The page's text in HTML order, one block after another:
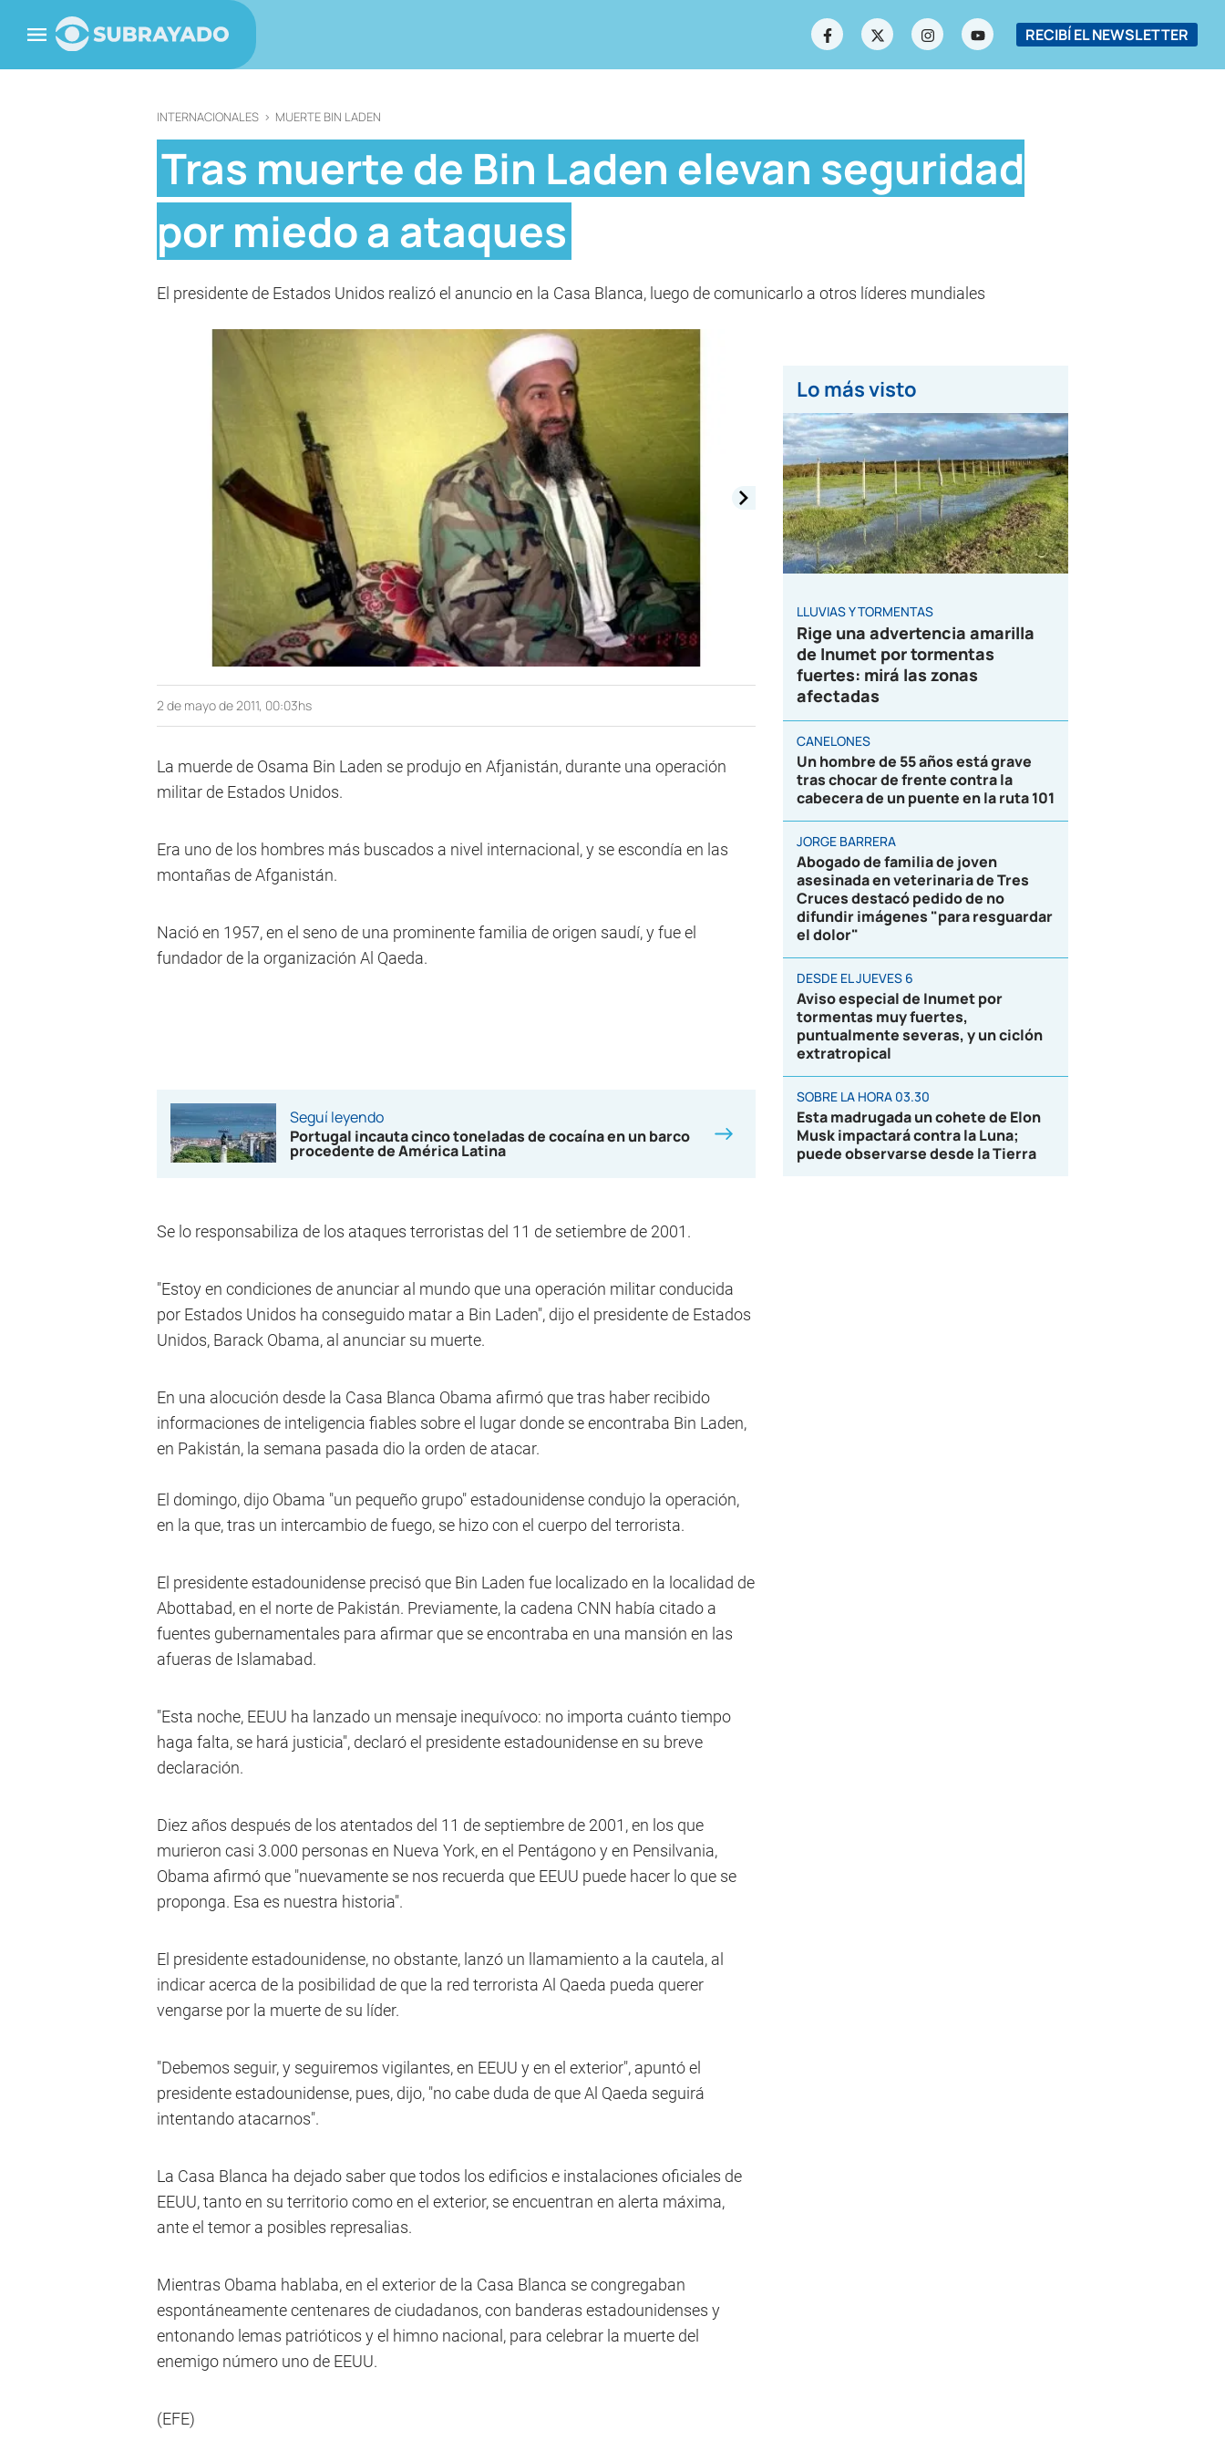
RECIBÍ EL NEWSLETTER
INTERNACIONALES > MUERTE BIN LADEN
Tras muerte de Bin Laden elevan seguridad
por miedo a ataques
El presidente de Estados Unidos realizó el anuncio en la Casa Blanca, luego de comunicarlo a otros líderes mundiales
2 de mayo de 2011, 00:03hs
La muerde de Osama Bin Laden se produjo en Afjanistán, durante una operación
militar de Estados Unidos.
Era uno de los hombres más buscados a nivel internacional, y se escondía en las
montañas de Afganistán.
Nació en 1957, en el seno de una prominente familia de origen saudí, y fue el
fundador de la organización Al Qaeda.
Seguí leyendo
Portugal incauta cinco toneladas de cocaína en un barco
procedente de América Latina
Se lo responsabiliza de los ataques terroristas del 11 de setiembre de 2001.
"Estoy en condiciones de anunciar al mundo que una operación militar conducida
por Estados Unidos ha conseguido matar a Bin Laden", dijo el presidente de Estados
Unidos, Barack Obama, al anunciar su muerte.
En una alocución desde la Casa Blanca Obama afirmó que tras haber recibido
informaciones de inteligencia fiables sobre el lugar donde se encontraba Bin Laden,
en Pakistán, la semana pasada dio la orden de atacar.
El domingo, dijo Obama "un pequeño grupo" estadounidense condujo la operación,
en la que, tras un intercambio de fuego, se hizo con el cuerpo del terrorista.
El presidente estadounidense precisó que Bin Laden fue localizado en la localidad de
Abottabad, en el norte de Pakistán. Previamente, la cadena CNN había citado a
fuentes gubernamentales para afirmar que se encontraba en una mansión en las
afueras de Islamabad.
"Esta noche, EEUU ha lanzado un mensaje inequívoco: no importa cuánto tiempo
haga falta, se hará justicia", declaró el presidente estadounidense en su breve
declaración.
Diez años después de los atentados del 11 de septiembre de 2001, en los que
murieron casi 3.000 personas en Nueva York, en el Pentágono y en Pensilvania,
Obama afirmó que "nuevamente se nos recuerda que EEUU puede hacer lo que se
proponga. Esa es nuestra historia".
El presidente estadounidense, no obstante, lanzó un llamamiento a la cautela, al
indicar acerca de la posibilidad de que la red terrorista Al Qaeda pueda querer
vengarse por la muerte de su líder.
"Debemos seguir, y seguiremos vigilantes, en EEUU y en el exterior", apuntó el
presidente estadounidense, pues, dijo, "no cabe duda de que Al Qaeda seguirá
intentando atacarnos".
La Casa Blanca ha dejado saber que todos los edificios e instalaciones oficiales de
EEUU, tanto en su territorio como en el exterior, se encuentran en alerta máxima,
ante el temor a posibles represalias.
Mientras Obama hablaba, en el exterior de la Casa Blanca se congregaban
espontáneamente centenares de ciudadanos, con banderas estadounidenses y
entonando lemas patrióticos y el himno nacional, para celebrar la muerte del
enemigo número uno de EEUU.
(EFE)
Lo más visto
LLUVIAS Y TORMENTAS
Rige una advertencia amarilla
de Inumet por tormentas
fuertes: mirá las zonas
afectadas
CANELONES
Un hombre de 55 años está grave
tras chocar de frente contra la
cabecera de un puente en la ruta 101
JORGE BARRERA
Abogado de familia de joven
asesinada en veterinaria de Tres
Cruces destacó pedido de no
difundir imágenes "para resguardar
el dolor"
DESDE EL JUEVES 6
Aviso especial de Inumet por
tormentas muy fuertes,
puntualmente severas, y un ciclón
extratropical
SOBRE LA HORA 03.30
Esta madrugada un cohete de Elon
Musk impactará contra la Luna;
puede observarse desde la Tierra